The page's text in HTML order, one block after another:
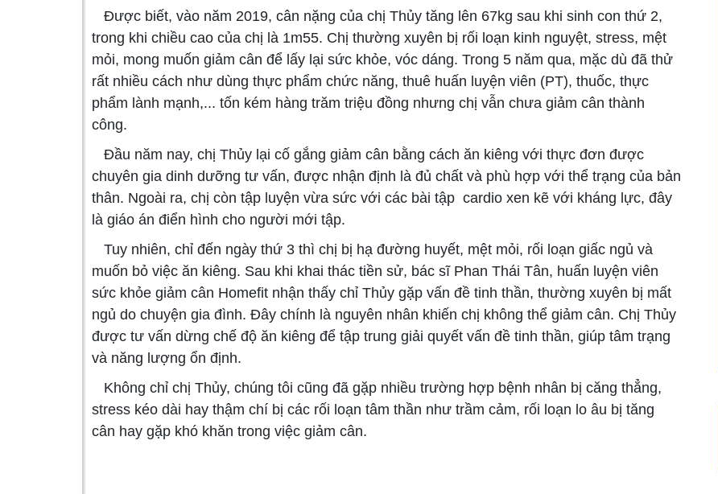
Được biết, vào năm 2019, cân nặng của chị Thủy tăng lên 67kg sau khi sinh con thứ 2,
trong khi chiều cao của chị là 1m55. Chị thường xuyên bị rối loạn kinh nguyệt, stress, mệt
mỏi, mong muốn giảm cân để lấy lại sức khỏe, vóc dáng. Trong 5 năm qua, mặc dù đã thử
rất nhiều cách như dùng thực phẩm chức năng, thuê huấn luyện viên (PT), thuốc, thực
phẩm lành mạnh,... tốn kém hàng trăm triệu đồng nhưng chị vẫn chưa giảm cân thành
công.
Đầu năm nay, chị Thủy lại cố gắng giảm cân bằng cách ăn kiêng với thực đơn được
chuyên gia dinh dưỡng tư vấn, được nhận định là đủ chất và phù hợp với thể trạng của bản
thân. Ngoài ra, chị còn tập luyện vừa sức với các bài tập cardio xen kẽ với kháng lực, đây
là giáo án điển hình cho người mới tập.
Tuy nhiên, chỉ đến ngày thứ 3 thì chị bị hạ đường huyết, mệt mỏi, rối loạn giấc ngủ và
muốn bỏ việc ăn kiêng. Sau khi khai thác tiền sử, bác sĩ Phan Thái Tân, huấn luyện viên
sức khỏe giảm cân Homefit nhận thấy chỉ Thủy gặp vấn đề tinh thần, thường xuyên bị mất
ngủ do chuyện gia đình. Đây chính là nguyên nhân khiến chị không thể giảm cân. Chị Thủy
được tư vấn dừng chế độ ăn kiêng để tập trung giải quyết vấn đề tinh thần, giúp tâm trạng
và năng lượng ổn định.
Không chỉ chị Thủy, chúng tôi cũng đã gặp nhiều trường hợp bệnh nhân bị căng thẳng,
stress kéo dài hay thậm chí bị các rối loạn tâm thần như trầm cảm, rối loạn lo âu bị tăng
cân hay gặp khó khăn trong việc giảm cân.